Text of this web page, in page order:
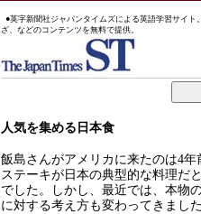
●英字新聞社ジャパンタイムズによる英語学習サイ
ざ、などのコンテンツを無料で提供。
人気を集める日本食
飯島さんがアメリカに来たのは4
ステーキが日本の典型的な料理だ
でした。しかし、最近では、本物
に対する考え方も変わってきまし